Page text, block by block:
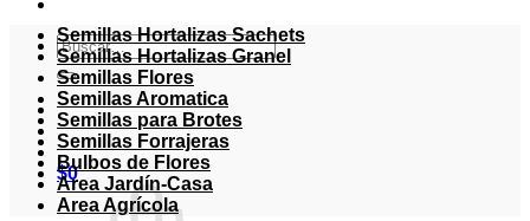
Buscar
por:
$0
Semillas Hortalizas Sachets
Semillas Hortalizas Granel
Semillas Flores
Semillas Aromatica
Semillas para Brotes
Semillas Forrajeras
Bulbos de Flores
Area Jardín-Casa
Area Agrícola